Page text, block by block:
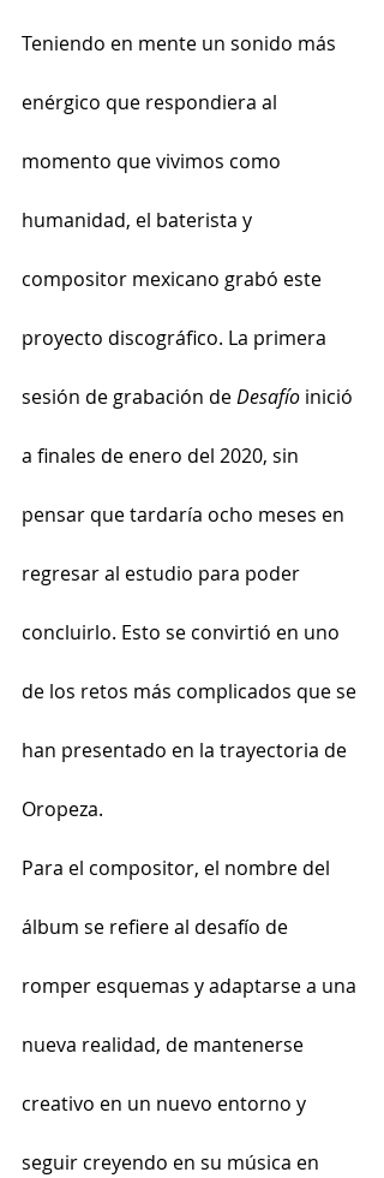
Teniendo en mente un sonido más
enérgico que respondiera al
momento que vivimos como
humanidad, el baterista y
compositor mexicano grabó este
proyecto discográfico. La primera
sesión de grabación de Desafío inició
a finales de enero del 2020, sin
pensar que tardaría ocho meses en
regresar al estudio para poder
concluirlo. Esto se convirtió en uno
de los retos más complicados que se
han presentado en la trayectoria de
Oropeza.
Para el compositor, el nombre del
álbum se refiere al desafío de
romper esquemas y adaptarse a una
nueva realidad, de mantenerse
creativo en un nuevo entorno y
seguir creyendo en su música en